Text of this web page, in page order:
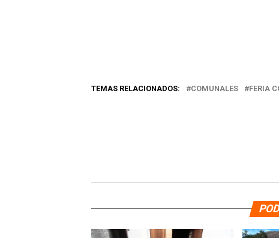
TEMAS RELACIONADOS: COMUNALES FERIA